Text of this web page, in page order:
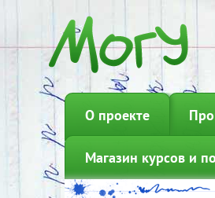
О проекте
Магазин курсов и